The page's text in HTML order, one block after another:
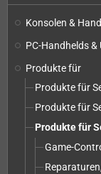
Konsolen &
PC-Handhelds &
Produkte für
Produkte für
Produkte für
Produkte für
Game-